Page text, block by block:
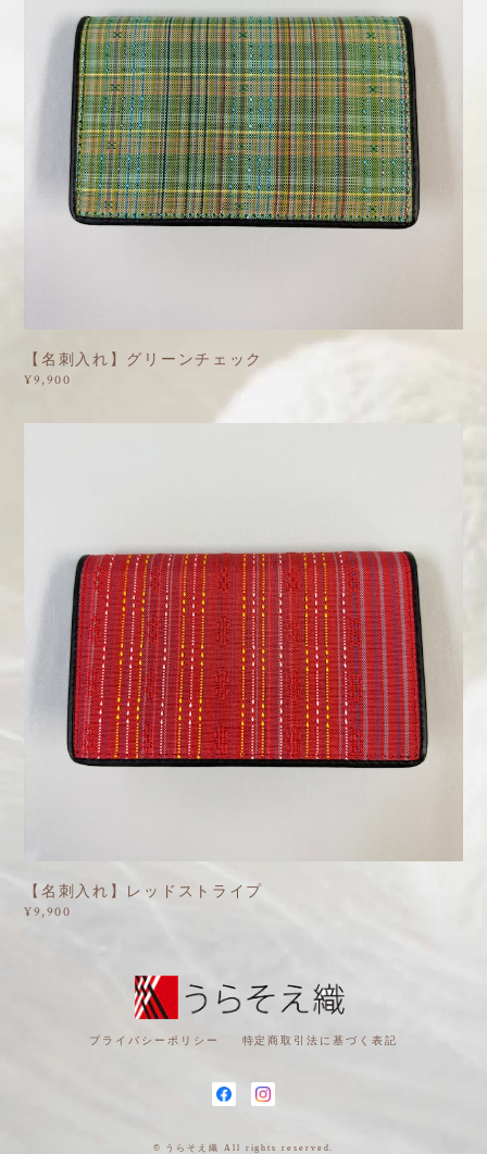
【名刺入れ】グリーンチェック
¥9,900
【名刺入れ】レッドストライプ
¥9,900
プライバシーポリシー 特定商取引法に基づく表記
© うらそえ織 All rights reserved.